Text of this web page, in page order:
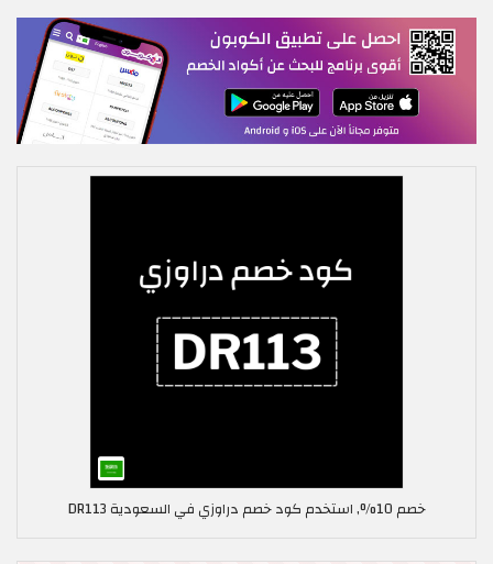
خصم 10%, استخدم كود خصم دراوزي في السعودية DR113